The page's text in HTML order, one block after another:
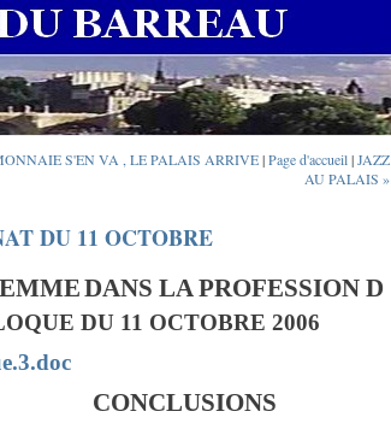
S'EN VA , LE PALAIS ARRIVE|Page d'accueil|JAZZ
AU PALAIS »
DU 11 OCTOBRE
DANS LA PROFESSION D
DU 11 OCTOBRE 2006
CONCLUSIONS